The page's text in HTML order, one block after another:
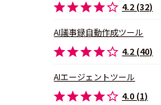
4.2 (32)
AI議事録自動作成ツール
4.2 (40)
AIエージェントツール
4.0 (1)